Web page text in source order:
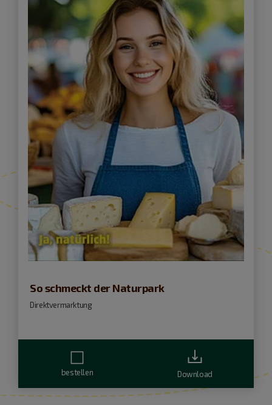
So schmeckt der Naturpark
Direktvermarktung
bestellen Download